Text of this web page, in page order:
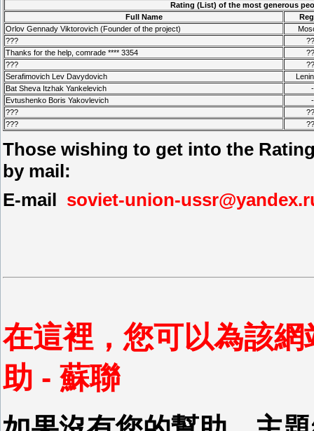
Rating (List) of the most generous
Full Name
Orlov Gennady Viktorovich (Founder of the project)
???
Thanks for the help, comrade **** 3354
???
Serafimovich Lev Davydovich
Bat Sheva Itzhak Yankelevich
-
Evtushenko Boris Yakovlevich
-
???
???
Those wishing to get into the
by mail:
E-mail soviet-union-
在這裡，您可以為該
助 - 蘇聯